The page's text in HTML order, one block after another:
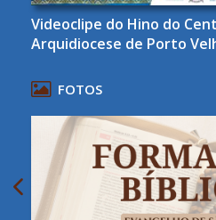
Videoclipe do Hino do
Arquidiocese de Porto
FOTOS